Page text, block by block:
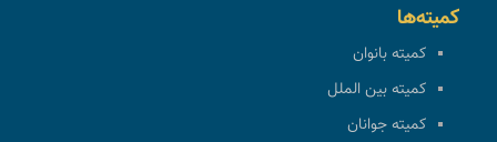
کمیته‌ها
کمیته بانوان
کمیته بین الملل
کمیته جوانان